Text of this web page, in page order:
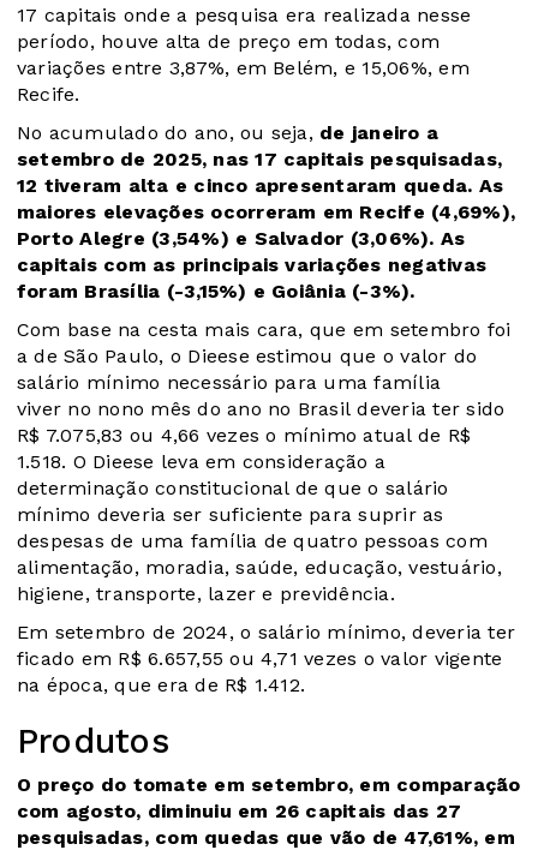
17 capitais onde a pesquisa era realizada nesse
período, houve alta de preço em todas, com
variações entre 3,87%, em Belém, e 15,06%, em
Recife.
No acumulado do ano, ou seja, de janeiro a
setembro de 2025, nas 17 capitais pesquisadas,
12 tiveram alta e cinco apresentaram queda. As
maiores elevações ocorreram em Recife (4,69%),
Porto Alegre (3,54%) e Salvador (3,06%). As
capitais com as principais variações negativas
foram Brasília (-3,15%) e Goiânia (-3%).
Com base na cesta mais cara, que em setembro foi
a de São Paulo, o Dieese estimou que o valor do
salário mínimo necessário para uma família
viver no nono mês do ano no Brasil deveria ter sido
R$ 7.075,83 ou 4,66 vezes o mínimo atual de R$
1.518. O Dieese leva em consideração a
determinação constitucional de que o salário
mínimo deveria ser suficiente para suprir as
despesas de uma família de quatro pessoas com
alimentação, moradia, saúde, educação, vestuário,
higiene, transporte, lazer e previdência.
Em setembro de 2024, o salário mínimo, deveria ter
ficado em R$ 6.657,55 ou 4,71 vezes o valor vigente
na época, que era de R$ 1.412.
Produtos
O preço do tomate em setembro, em comparação
com agosto, diminuiu em 26 capitais das 27
pesquisadas, com quedas que vão de 47,61%, em